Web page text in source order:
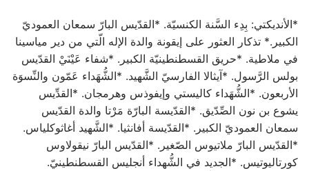
*الأنديكتي: بِدِء السَّنة الكنسيّة. *القدّيس البارّ سمعان العموديّ
الكبير.* تذكار العثور على إيقونة والدة الإله الّتي من دير مياسينا
في ملاطية. *حريق القسطنطينيّة الكبير. *شفاء عَيْنَيْ القدّيس
بولس الرَّسول. *آيثالا الفارسيّ الشَّهيد. *الشُّهَداء عَمّون والنِّسوَة
الأربعون. *الشُّهَداء كاليستي وإيفوذس وهرمجان. *القدِّيس
يشوع بن نون الصِّدّيق. *القدّيسة البارّة مَرْتا والدة القدّيس
سمعان العموديّ الكبير. *القدّيسة أفانثيا. *الشَّهيد أغاثوكلياس.
*القدّيس البارّ ملاتيوس الصّغير. *القدّيس البارّ نيقولاوس
كورتاليوتيس. *الجديد في الشُّهداء أنجليس القسطنطينيّ.